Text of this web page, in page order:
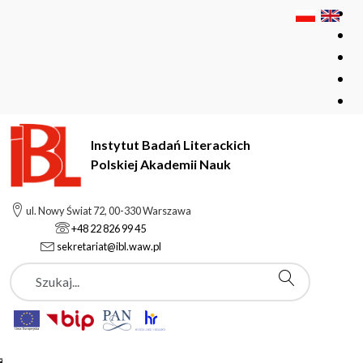
Instytut Badań Literackich
Polskiej Akademii Nauk
ul. Nowy Świat 72, 00-330 Warszawa
+48 22 826 99 45
sekretariat@ibl.waw.pl
Szukaj
Instytut Badań Literackich Polskiej Akademii Nauk
Pracownicy
Emilia Kolinko
Emilia Kolinko